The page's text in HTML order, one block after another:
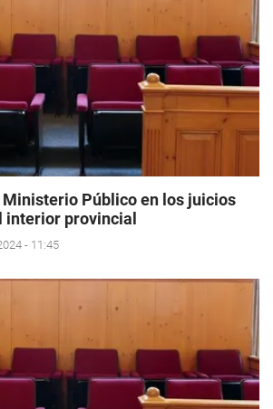
Público en los juicios
interior provincial
- 11:45